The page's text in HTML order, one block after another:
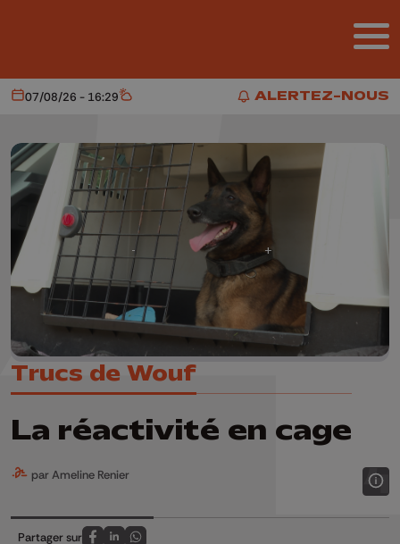
ALERTEZ-NOUS
ALERTEZ-NOUS
Aujourd'hui
07/08/26 - 16:29 Météo
Trucs de Wouf
La réactivité en cage
par Ameline Renier
Partager sur